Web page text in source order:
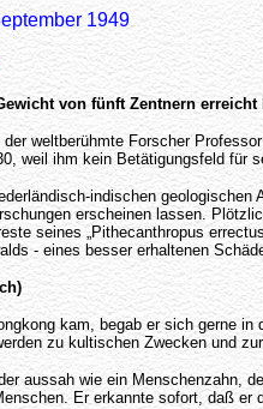
1949
von fünft Zentnern erreicht
der weltberühmte Forscher
weil ihm kein Betätigungsfeld für
indischen
erscheinen lassen.
seines „Pithecanthropus
- eines besser erhaltenen
kam, begab er sich gerne
zu kultischen Zwecken und
aussah wie ein Menschenzahn,
Er erkannte sofort, daß